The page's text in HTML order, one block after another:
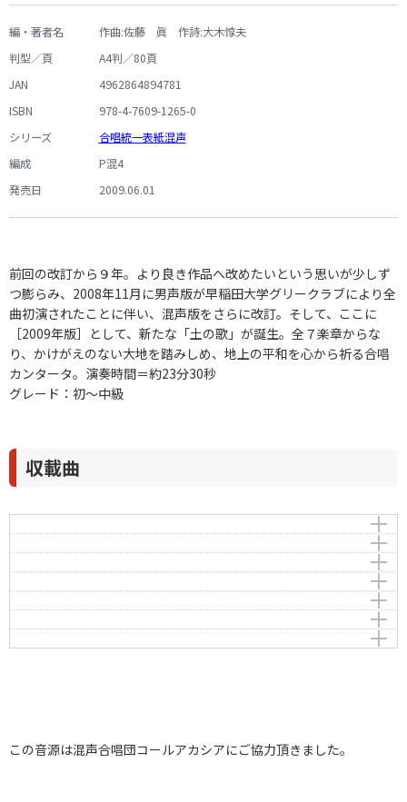
編・著者名
作曲:佐藤 眞 作詩:大木惇夫
判型／頁
A4判／80頁
JAN
4962864894781
ISBN
978-4-7609-1265-0
シリーズ
合唱統一表紙混声
編成
P混4
発売日
2009.06.01
前回の改訂から９年。より良き作品へ改めたいという思いが少しず
つ膨らみ、2008年11月に男声版が早稲田大学グリークラブにより全
曲初演されたことに伴い、混声版をさらに改訂。そして、ここに
［2009年版］として、新たな「土の歌」が誕生。全７楽章からな
り、かけがえのない大地を踏みしめ、地上の平和を心から祈る合唱
カンタータ。演奏時間＝約23分30秒
グレード：初～中級
収載曲
農夫と土
作曲者：佐藤 眞
Sato，Shin
作詞者：大木惇夫
祖国の土
作曲者：佐藤 眞
Sato，Shin
作詞者：大木惇夫
死の灰
作曲者：佐藤 眞
Sato，Shin
作詞者：大木惇夫
もぐらもち
作曲者：佐藤 眞
Sato，Shin
作詞者：大木惇夫
天地の怒り
作曲者：佐藤 眞
Sato，Shin
地上の祈り
作曲者：佐藤 眞
大地讃頌
この音源は混声合唱団コールアカシアにご協力頂きました。